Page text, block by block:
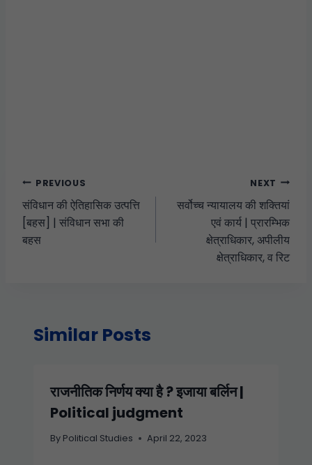
PREVIOUS
संविधान की ऐतिहासिक उत्पत्ति
[बहस] | संविधान सभा की
बहस
NEXT
सर्वोच्च न्यायालय की शक्तियां
एवं कार्य | प्रारम्भिक
क्षेत्राधिकार, अपीलीय
क्षेत्राधिकार, व रिट
Similar Posts
राजनीतिक निर्णय क्या है ? इजाया बर्लिन |
Political judgment
By Political Studies April 22, 2023